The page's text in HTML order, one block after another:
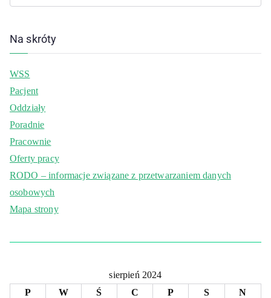
Na skróty
WSS
Pacjent
Oddziały
Poradnie
Pracownie
Oferty pracy
RODO – informacje związane z przetwarzaniem danych
osobowych
Mapa strony
sierpień 2024
P
W Ś C P S
N